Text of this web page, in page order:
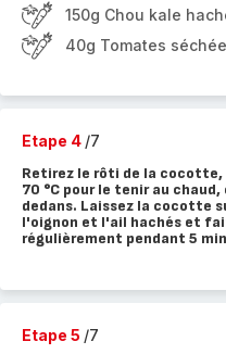
150g Chou kale
40g Tomates
Etape 4 /7
Retirez le rôti de la cocotte,
70 °C pour le tenir au
dedans. Laissez la cocotte
l'oignon et l'ail hachés et
régulièrement pendant 5
Etape 5 /7